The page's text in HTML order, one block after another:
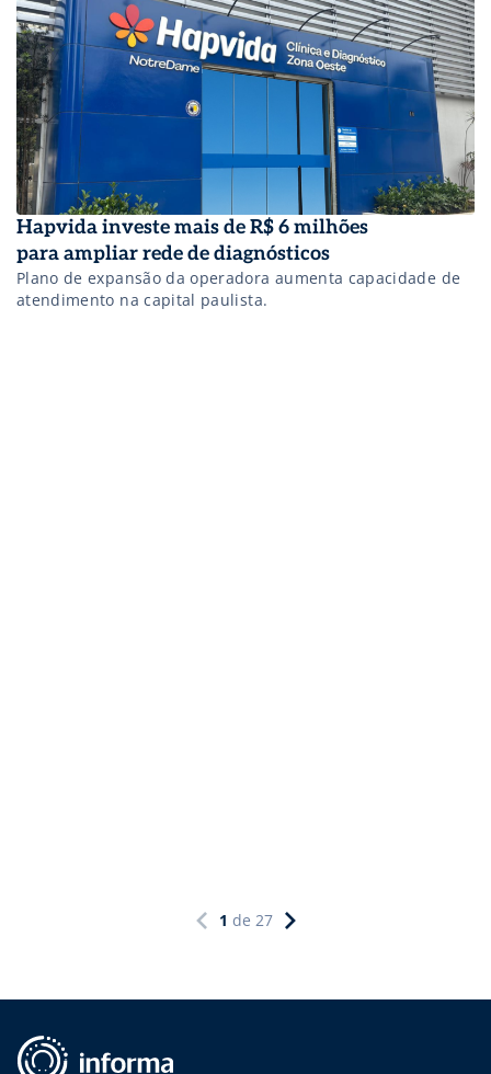
Hapvida investe mais de R$ 6 milhões
para ampliar rede de diagnósticos
Plano de expansão da operadora aumenta capacidade de
atendimento na capital paulista.
1 de 27